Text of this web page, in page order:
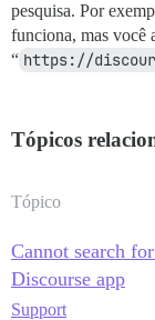
pesquisa. Por
funciona, mas você
“ https://
Tópicos
Tópico
Cannot search
Discourse app
Support